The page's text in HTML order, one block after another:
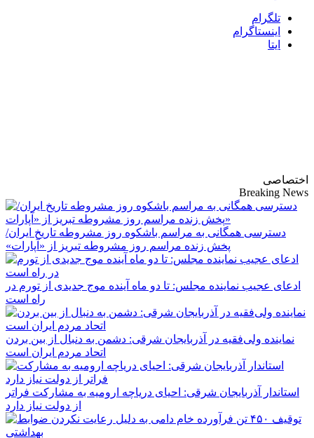
تلگرام
اینستاگرام
ایتا
اختصاصی
Breaking News
دسترسی همگانی به مراسم باشکوه روز مشروطه تاریخ ایران/
پخش زنده مراسم روز مشروطه تبریز از «آپارات»
ادعای عجیب نماینده مجلس: تا دو ماه آینده موج جدیدی از تورم در
راه است
نماینده ولی‌فقیه در آذربایجان شرقی: دشمن به دنبال از بین بردن
اتحاد مردم ایران است
استاندار آذربایجان شرقی: احیای دریاچه ارومیه به مشارکت فراتر
از دولت نیاز دارد